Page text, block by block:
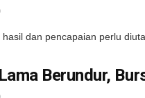
hasil dan pencapaian perlu
Berundur,